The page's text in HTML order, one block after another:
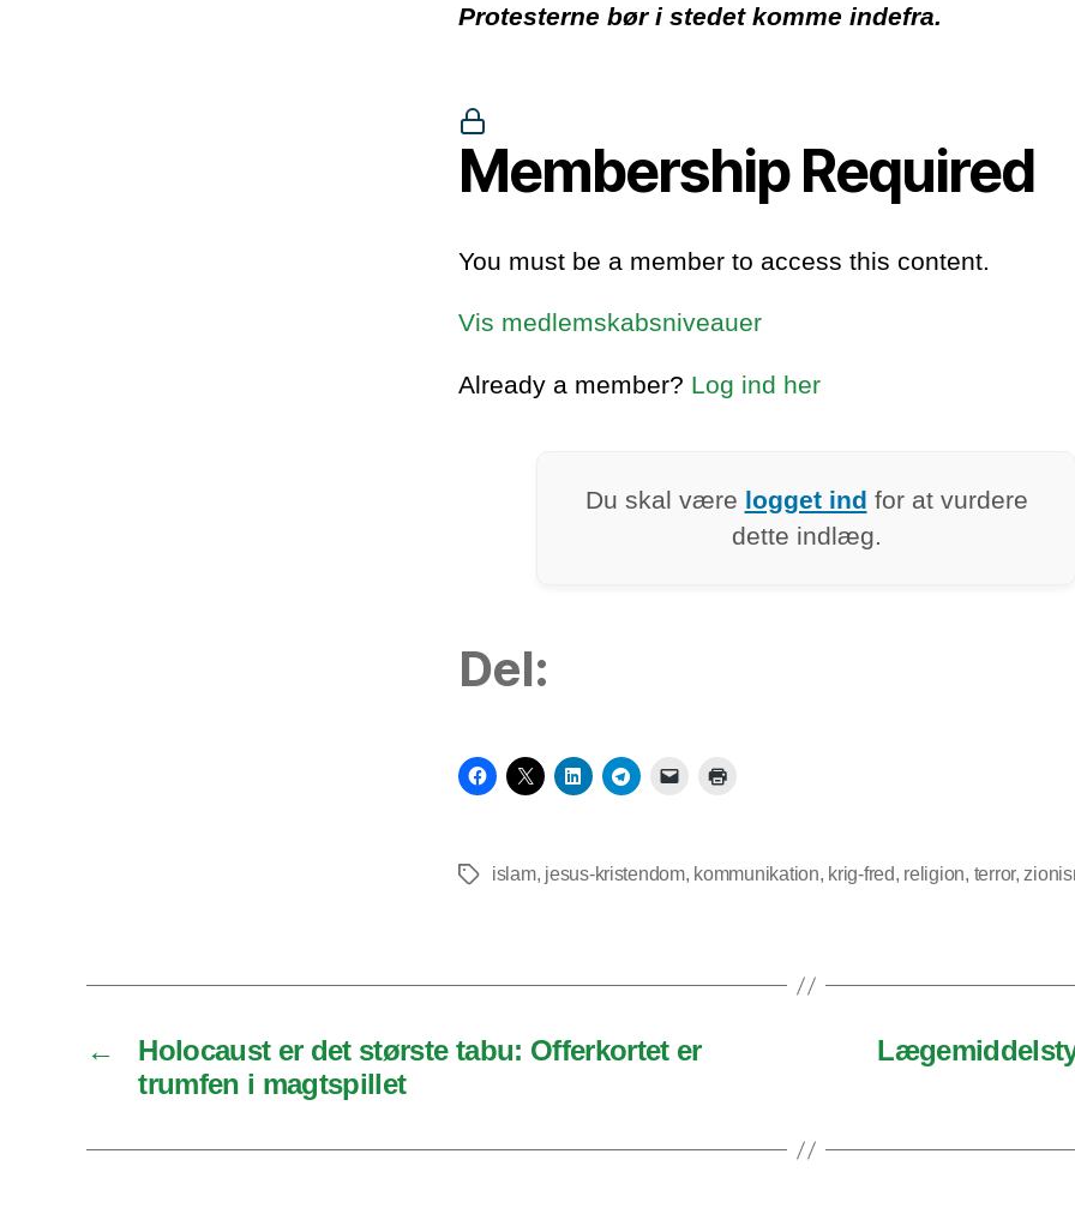
Protesterne bør i stedet komme indefra.
Membership Required
You must be a member to access this content.
Vis medlemskabsniveauer
Already a member? Log ind her
Du skal være logget ind for at vurdere
dette indlæg.
Del:
Tagsislam, jesus-kristendom, kommunikation, krig-fred, religion, terror,
←
Holocaust er det største tabu: Offerkortet er
trumfen i magtspillet